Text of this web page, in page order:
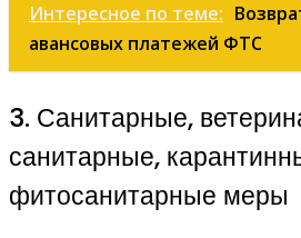
Интересное по теме:
авансовых платежей ФТС
3. Санитарные,
санитарные,
фитосанитарные меры